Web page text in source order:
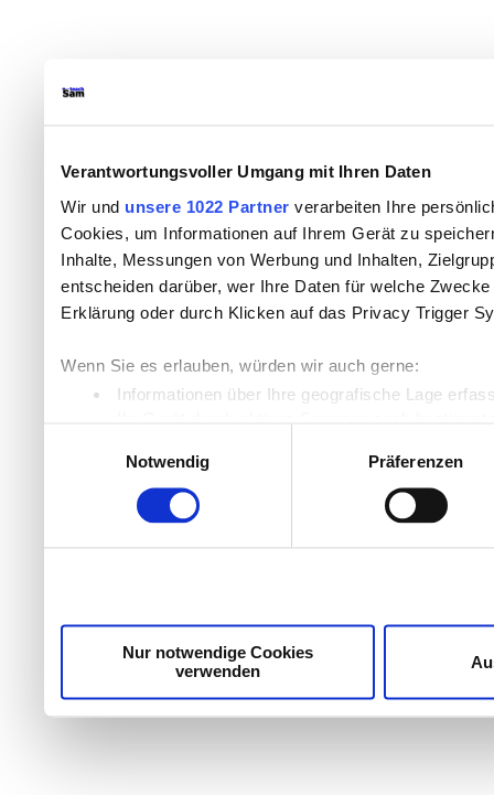
Verantwortungsvoller Umgang mit Ihren Daten
Wir und unsere 1022 Partner verarbeiten Ihre
Cookies, um Informationen auf Ihrem Gerät zu
Inhalte, Messungen von Werbung und Inhalten,
entscheiden darüber, wer Ihre Daten für welche
Erklärung oder durch Klicken auf das Privacy Trigger
Wenn Sie es erlauben, würden wir auch gerne:
Informationen über Ihre geografische Lage
Ihr Gerät durch aktives Scannen nach
Wir verwenden Cookies, um Inhalte und Anzeigen zu
die Zugriffe auf unsere Website zu analysieren.
Dienste gesammelt haben.
Notwendig
Präferenzen
Nur notwendige Cookies
verwenden